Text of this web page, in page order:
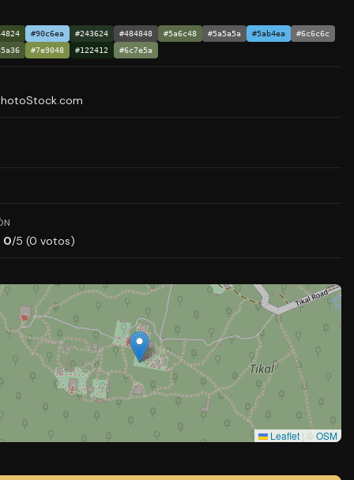
#90c6ea #243624 #484848 #5a6c48 #5a5a5a #5ab4ea
#6c6c6c
#7e9048 #122412 #6c7e5a
0/5 (0 votos)
Leaflet | © OSM